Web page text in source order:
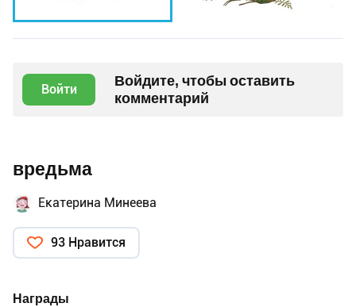
Войти
Войдите, чтобы оставить
комментарий
вредьма
Екатерина Минеева
93 Нравится
Награды